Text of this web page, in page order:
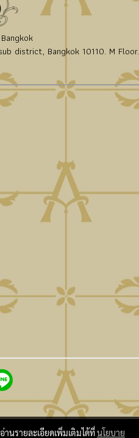
district, Bangkok 10110. M Floor.
นรายละเอียดเพิ่มเติมได้ที่นโยบาย